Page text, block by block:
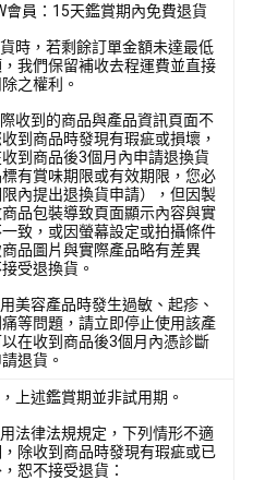
會員：15天鑑賞期內免費退貨
時，若剩餘訂單金額未達最低
我們保留補收去程運費並直接
之權利。
收到的商品與產品資訊頁面不
到商品時發現有瑕疵或損壞，
到商品後3個月內申請退換貨
標有賞味期限或有效期限，您必
內提出退換貨申請），但因製
品包裝導致頁面顯示內容與實
致，或因螢幕設定或拍攝條件
品圖片與實際產品略有差異
受退換貨。
美容產品時發生過敏、起疹、
等問題，請立即停止使用該產
在收到商品後3個月內憑診斷
退貨。
上述鑑賞期並非試用期。
法律法規規定，下列情形不適
除收到商品時發現有瑕疵或已
恕不接受退貨：